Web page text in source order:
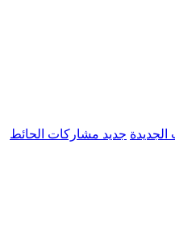
الجديدة جديد مشاركات الحائط